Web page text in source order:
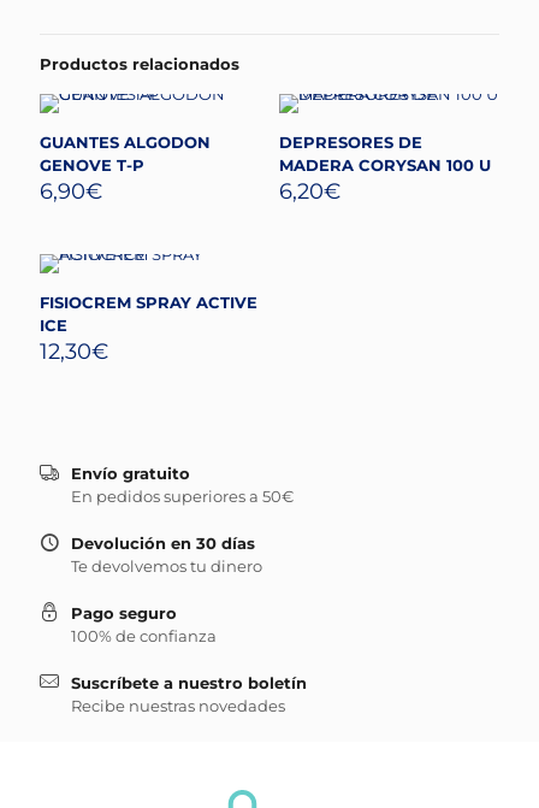
Productos relacionados
GUANTES ALGODON
GENOVE T-P
6,90€
DEPRESORES DE
MADERA CORYSAN 100 U
6,20€
FISIOCREM SPRAY ACTIVE
ICE
12,30€
Envío gratuito
En pedidos superiores a 50€
Devolución en 30 días
Te devolvemos tu dinero
Pago seguro
100% de confianza
Suscríbete a nuestro boletín
Recibe nuestras novedades